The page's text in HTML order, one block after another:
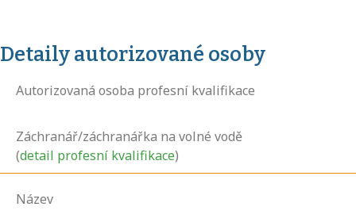
Detaily autorizované osoby
Autorizovaná osoba profesní kvalifikace
Záchranář/záchranářka na volné vodě
(detail profesní kvalifikace)
Název